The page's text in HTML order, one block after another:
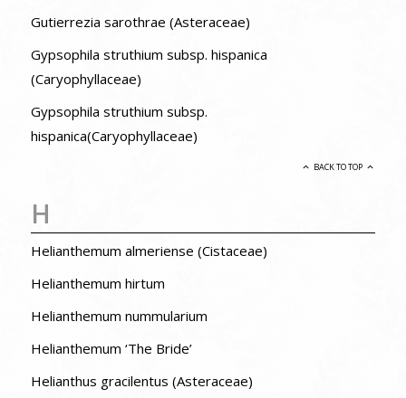
Gutierrezia sarothrae (Asteraceae)
Gypsophila struthium subsp. hispanica
(Caryophyllaceae)
Gypsophila struthium subsp.
hispanica(Caryophyllaceae)
BACK TO TOP
H
Helianthemum almeriense (Cistaceae)
Helianthemum hirtum
Helianthemum nummularium
Helianthemum ‘The Bride’
Helianthus gracilentus (Asteraceae)